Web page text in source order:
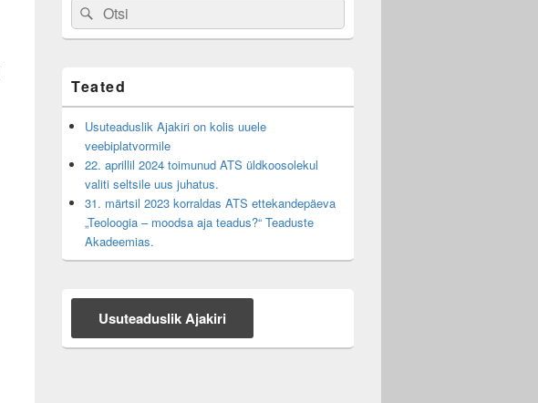
Sidebar
Widget
Area
Search
for:
Search
Teated
Usuteaduslik Ajakiri on kolis uuele
veebiplatvormile
22. aprillil 2024 toimunud ATS üldkoosolekul
valiti seltsile uus juhatus.
31. märtsil 2023 korraldas ATS ettekandepäeva
„Teoloogia – moodsa aja teadus?“ Teaduste
Akadeemias.
Usuteaduslik Ajakiri